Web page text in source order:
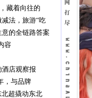
藏着向往的
减法，旅游“吃
的全链路答案
容
酒店观察报
，与品牌
超撬动东北